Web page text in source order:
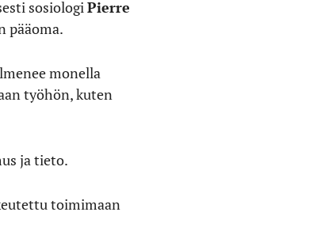
sosiologiPierre
pääoma.
monella
työhön, kuten
ja tieto.
toimimaan